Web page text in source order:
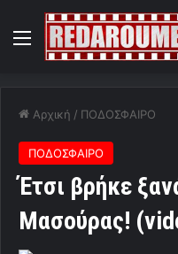
Menu
Αρχική / ΠΟΔΟΣΦΑΙΡΟ
ΠΟΔΟΣΦΑΙΡΟ
Έτσι βρήκε
Μασούρας!